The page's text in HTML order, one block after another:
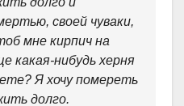
своей чуваки,
мне кирпич на
какая-нибудь херня
Я хочу помереть
долго.